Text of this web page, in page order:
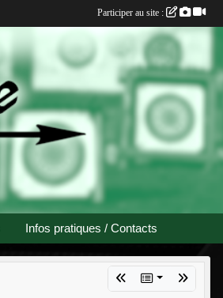
Infos pratiques / Contacts
Participer au site :